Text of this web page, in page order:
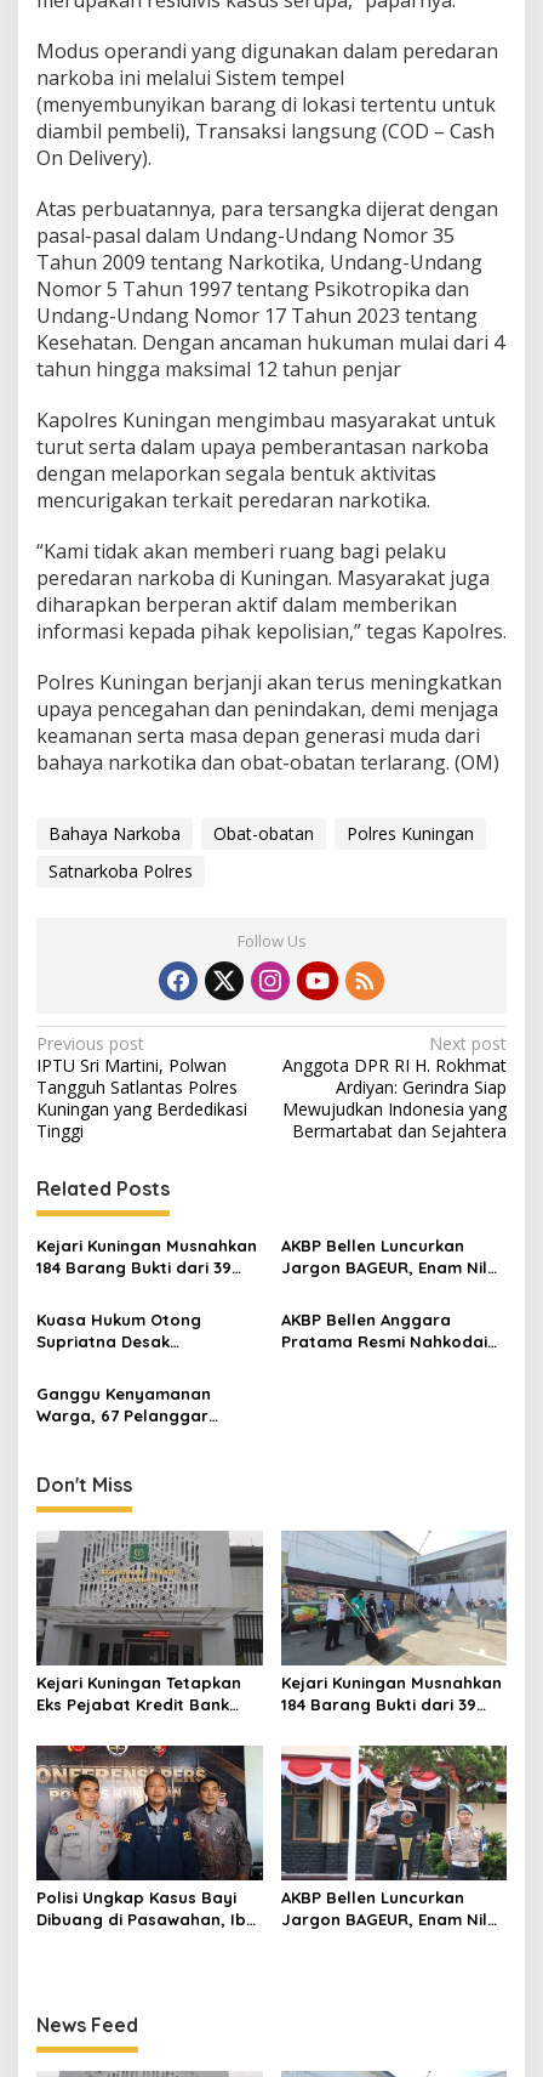
Modus operandi yang digunakan dalam peredaran
narkoba ini melalui Sistem tempel
(menyembunyikan barang di lokasi tertentu untuk
diambil pembeli), Transaksi langsung (COD – Cash
On Delivery).
Atas perbuatannya, para tersangka dijerat dengan
pasal-pasal dalam Undang-Undang Nomor 35
Tahun 2009 tentang Narkotika, Undang-Undang
Nomor 5 Tahun 1997 tentang Psikotropika dan
Undang-Undang Nomor 17 Tahun 2023 tentang
Kesehatan. Dengan ancaman hukuman mulai dari 4
tahun hingga maksimal 12 tahun penjar
Kapolres Kuningan mengimbau masyarakat untuk
turut serta dalam upaya pemberantasan narkoba
dengan melaporkan segala bentuk aktivitas
mencurigakan terkait peredaran narkotika.
“Kami tidak akan memberi ruang bagi pelaku
peredaran narkoba di Kuningan. Masyarakat juga
diharapkan berperan aktif dalam memberikan
informasi kepada pihak kepolisian,” tegas Kapolres.
Polres Kuningan berjanji akan terus meningkatkan
upaya pencegahan dan penindakan, demi menjaga
keamanan serta masa depan generasi muda dari
bahaya narkotika dan obat-obatan terlarang. (OM)
Bahaya Narkoba Obat-obatan
Polres Kuningan
Satnarkoba Polres
Follow Us
Post
navigation
Previous post
IPTU Sri Martini, Polwan
Tangguh Satlantas Polres
Kuningan yang Berdedikasi
Tinggi
Next post
Anggota DPR RI H. Rokhmat
Ardiyan: Gerindra Siap
Mewujudkan Indonesia yang
Bermartabat dan Sejahtera
Related Posts
Kejari Kuningan Musnahkan
184 Barang Bukti dari 39
Direbus agar Tak Bisa
Digunakan Lagi
AKBP Bellen Luncurkan
Jargon BAGEUR, Enam Nilai
Personel Polres Kuningan
Kuasa Hukum Otong
Supriatna Desak
Penganiayaan Dilakukan
Transparan
AKBP Bellen Anggara
Pratama Resmi Nahkodai
Ganggu Kenyamanan
Warga, 67 Pelanggar
Don't Miss
Kejari Kuningan Tetapkan
Eks Pejabat Kredit Bank
Korupsi, Negara Rugi
Rp529 Juta
Kejari Kuningan Musnahkan
184 Barang Bukti dari 39
Direbus agar Tak Bisa
Digunakan Lagi
Polisi Ungkap Kasus Bayi
Dibuang di Pasawahan, Ibu
AKBP Bellen Luncurkan
Jargon BAGEUR, Enam Nilai
News Feed